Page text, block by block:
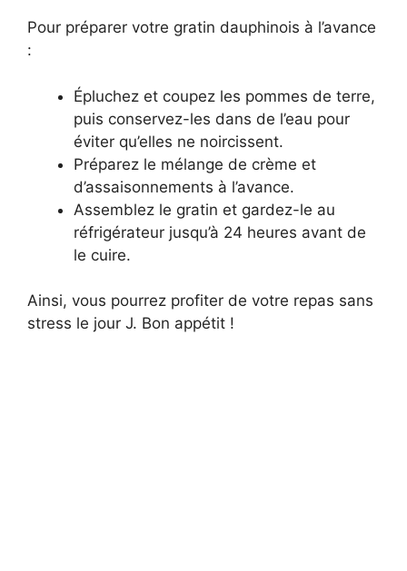
Pour préparer votre gratin dauphinois à l’avance
:
Épluchez et coupez les pommes de terre,
puis conservez-les dans de l’eau pour
éviter qu’elles ne noircissent.
Préparez le mélange de crème et
d’assaisonnements à l’avance.
Assemblez le gratin et gardez-le au
réfrigérateur jusqu’à 24 heures avant de
le cuire.
Ainsi, vous pourrez profiter de votre repas sans
stress le jour J. Bon appétit !